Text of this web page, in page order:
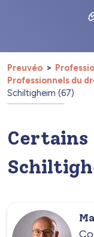
Preuvéo
Professionnels du
Schiltigheim (67)
Certains